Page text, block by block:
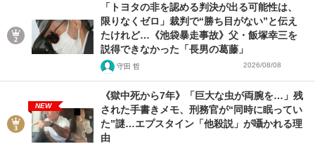
「トヨタの非を認める判決が出る可能性は、
限りなくゼロ」裁判で“勝ち目がない”と伝え
たけれど…《池袋暴走事故》父・飯塚幸三を
説得できなかった「長男の葛藤」
守田 哲 2026/08/08
NEW
《獄中死から7年》「巨大な虫が両腕を…」残
された手書きメモ、刑務官が“同時に眠ってい
た”謎…エプスタイン「他殺説」が囁かれる理
由